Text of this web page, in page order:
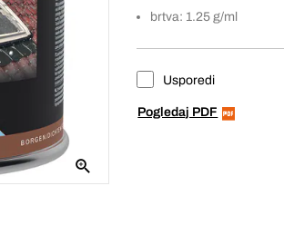
brtva: 1.25 g/ml
Usporedi
Pogledaj PDF